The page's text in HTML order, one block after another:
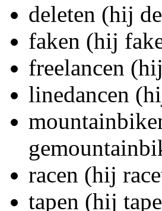
deleten (hij
faken (hij
freelancen
linedancen
racen (hij
tapen (hij